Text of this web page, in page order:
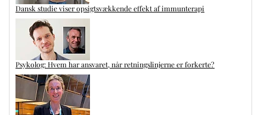
Dansk studie viser opsigtsvækkende effekt af immunterapi
Psykolog: Hvem har ansvaret, når retningslinjerne er forkerte?